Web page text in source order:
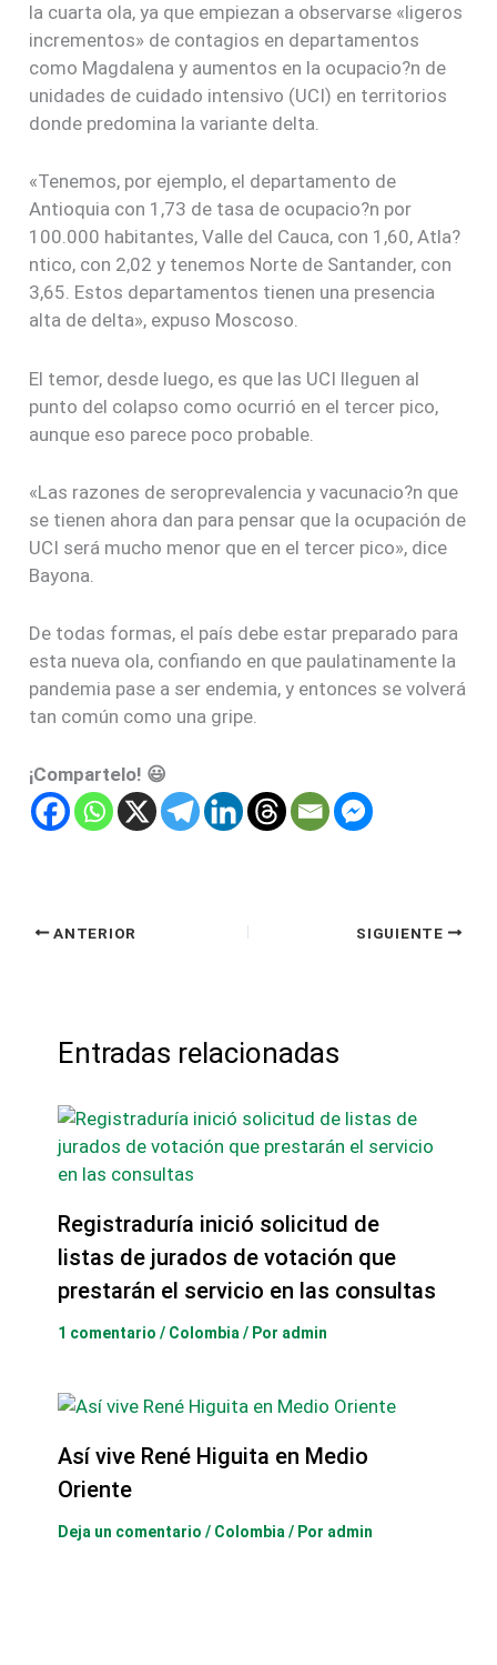
la cuarta ola, ya que empiezan a observarse «ligeros
incrementos» de contagios en departamentos
como Magdalena y aumentos en la ocupacio?n de
unidades de cuidado intensivo (UCI) en territorios
donde predomina la variante delta.
«Tenemos, por ejemplo, el departamento de
Antioquia con 1,73 de tasa de ocupacio?n por
100.000 habitantes, Valle del Cauca, con 1,60, Atla?
ntico, con 2,02 y tenemos Norte de Santander, con
3,65. Estos departamentos tienen una presencia
alta de delta», expuso Moscoso.
El temor, desde luego, es que las UCI lleguen al
punto del colapso como ocurrió en el tercer pico,
aunque eso parece poco probable.
«Las razones de seroprevalencia y vacunacio?n que
se tienen ahora dan para pensar que la ocupación de
UCI será mucho menor que en el tercer pico», dice
Bayona.
De todas formas, el país debe estar preparado para
esta nueva ola, confiando en que paulatinamente la
pandemia pase a ser endemia, y entonces se volverá
tan común como una gripe.
¡Compartelo! 😃
ANTERIOR SIGUIENTE
Entradas relacionadas
Registraduría inició solicitud de
listas de jurados de votación que
prestarán el servicio en las consultas
1 comentario / Colombia / Por admin
Así vive René Higuita en Medio
Oriente
Deja un comentario / Colombia / Por admin